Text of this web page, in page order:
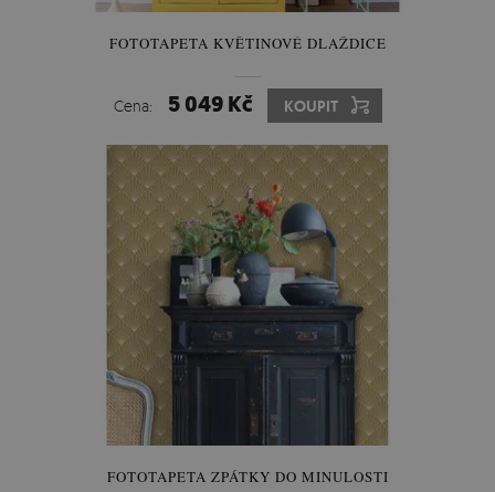
FOTOTAPETA KVĚTINOVÉ DLAŽDICE
Cena: 5 049 Kč KOUPIT
FOTOTAPETA ZPÁTKY DO MINULOSTI